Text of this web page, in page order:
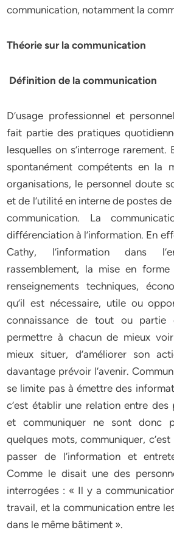
communication, notamment la
Théorie sur la communication
Définition de la communication
D’usage professionnel et
fait partie des pratiques
lesquelles on s’interroge rarement.
spontanément compétents en la
organisations, le personnel doute
et de l’utilité en interne de postes
communication. La
différenciation à l’information. En
Cathy, l’information dans
rassemblement, la mise en
renseignements techniques,
qu’il est nécessaire, utile ou
connaissance de tout ou partie
permettre à chacun de mieux voir
mieux situer, d’améliorer son
davantage prévoir l’avenir.
se limite pas à émettre des
c’est établir une relation entre des
et communiquer ne sont donc
quelques mots, communiquer,
passer de l’information et
Comme le disait une des
interrogées : « Il y a
travail, et la communication entre
dans le même bâtiment ».